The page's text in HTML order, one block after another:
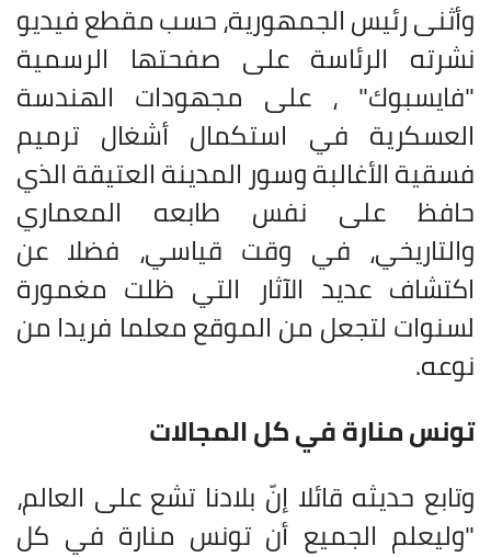
وأثنى رئيس الجمهورية، حسب مقطع فيديو
نشرته الرئاسة على صفحتها الرسمية
"فايسبوك" ، على مجهودات الهندسة
العسكرية في استكمال أشغال ترميم
فسقية الأغالبة وسور المدينة العتيقة الذي
حافظ على نفس طابعه المعماري
والتاريخي، في وقت قياسي، فضلا عن
اكتشاف عديد الآثار التي ظلت مغمورة
لسنوات لتجعل من الموقع معلما فريدا من
نوعه.
تونس منارة في كل المجالات
وتابع حديثه قائلا إنّ بلادنا تشع على العالم،
"وليعلم الجميع أن تونس منارة في كل